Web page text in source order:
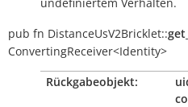
pub fn DistanceUsV2Bricklet::
ConvertingReceiver<Identity>
Rückgabeobjekt: